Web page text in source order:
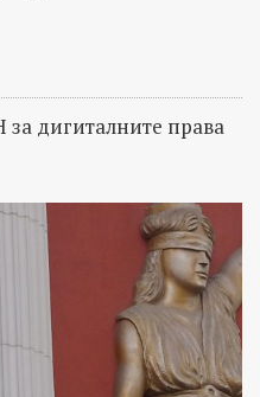
дигиталните права